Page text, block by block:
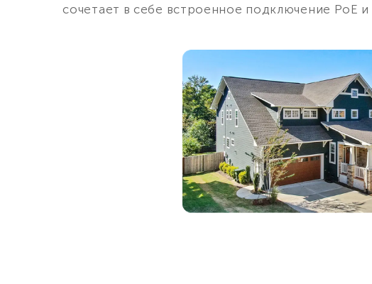
сочетает в себе встроенное подключение PoE